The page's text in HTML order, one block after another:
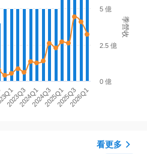
季營收
2023Q32024Q12024Q32025Q12025Q32026Q1
0 億
2.5 億
5 億
看更多